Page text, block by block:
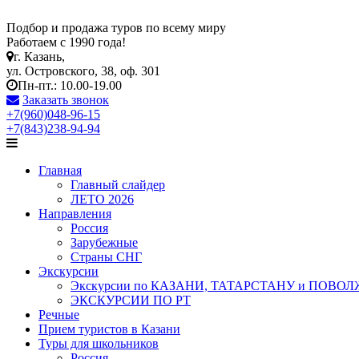
Подбор и продажа туров по всему миру
Работаем с 1990 года!
г. Казань,
ул. Островского, 38, оф. 301
Пн-пт.: 10.00-19.00
Заказать звонок
+7(960)048-96-15
+7(843)238-94-94
Главная
Главный слайдер
ЛЕТО 2026
Направления
Россия
Зарубежные
Страны СНГ
Экскурсии
Экскурсии по КАЗАНИ, ТАТАРСТАНУ и
ЭКСКУРСИИ ПО РТ
Речные
Прием туристов в Казани
Туры для школьников